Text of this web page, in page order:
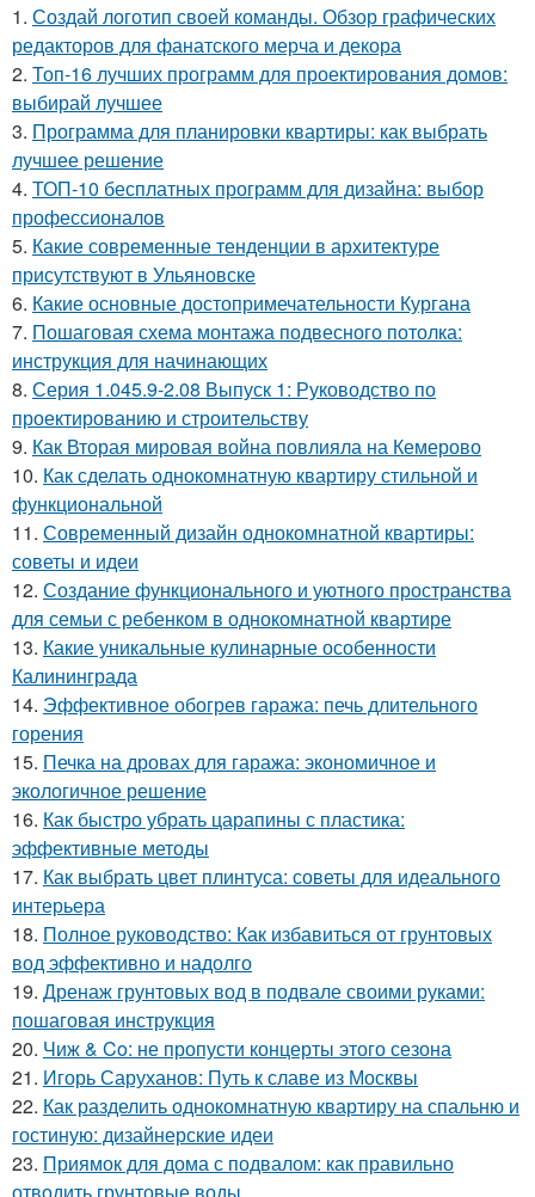
1. Создай логотип своей команды. Обзор графических
редакторов для фанатского мерча и декора
2. Топ-16 лучших программ для проектирования домов:
выбирай лучшее
3. Программа для планировки квартиры: как выбрать
лучшее решение
4. ТОП-10 бесплатных программ для дизайна: выбор
профессионалов
5. Какие современные тенденции в архитектуре
присутствуют в Ульяновске
6. Какие основные достопримечательности Кургана
7. Пошаговая схема монтажа подвесного потолка:
инструкция для начинающих
8. Серия 1.045.9-2.08 Выпуск 1: Руководство по
проектированию и строительству
9. Как Вторая мировая война повлияла на Кемерово
10. Как сделать однокомнатную квартиру стильной и
функциональной
11. Современный дизайн однокомнатной квартиры:
советы и идеи
12. Создание функционального и уютного пространства
для семьи с ребенком в однокомнатной квартире
13. Какие уникальные кулинарные особенности
Калининграда
14. Эффективное обогрев гаража: печь длительного
горения
15. Печка на дровах для гаража: экономичное и
экологичное решение
16. Как быстро убрать царапины с пластика:
эффективные методы
17. Как выбрать цвет плинтуса: советы для идеального
интерьера
18. Полное руководство: Как избавиться от грунтовых
вод эффективно и надолго
19. Дренаж грунтовых вод в подвале своими руками:
пошаговая инструкция
20. Чиж & Co: не пропусти концерты этого сезона
21. Игорь Саруханов: Путь к славе из Москвы
22. Как разделить однокомнатную квартиру на спальню и
гостиную: дизайнерские идеи
23. Приямок для дома с подвалом: как правильно
отводить грунтовые воды